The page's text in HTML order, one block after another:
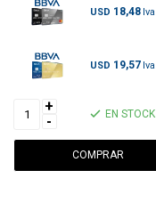
USD 18,48
USD 19,57
+
-
EN STOCK